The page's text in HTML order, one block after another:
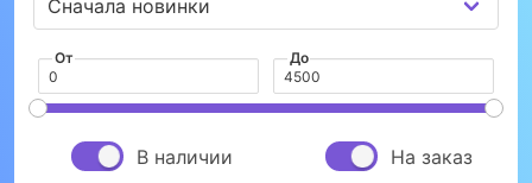
От До
В наличии На заказ